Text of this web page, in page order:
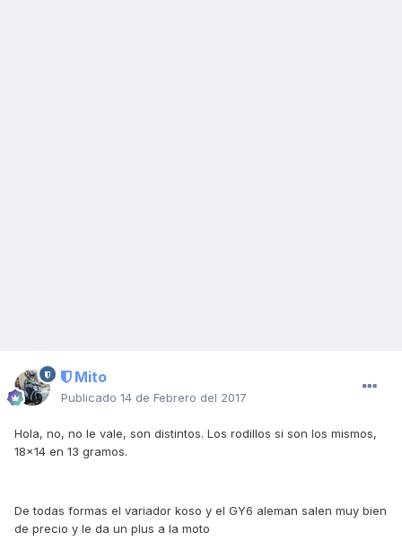
Mito
Publicado 14 de Febrero del 2017
Hola, no, no le vale, son distintos. Los rodillos si son los mismos,
18x14 en 13 gramos.
De todas formas el variador koso y el GY6 aleman salen muy bien
de precio y le da un plus a la moto